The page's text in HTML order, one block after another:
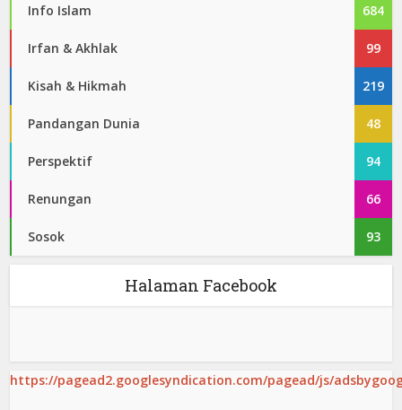
Info Islam 684
Irfan & Akhlak 99
Kisah & Hikmah 219
Pandangan Dunia 48
Perspektif 94
Renungan 66
Sosok 93
Halaman Facebook
https://pagead2.googlesyndication.com/pagead/js/